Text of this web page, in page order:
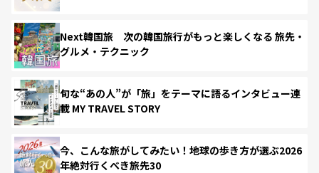
Next韓国旅 次の韓国旅行がもっと楽しくなる 旅先・
グルメ・テクニック
旬な“あの人”が「旅」をテーマに語るインタビュー連
載 MY TRAVEL STORY
今、こんな旅がしてみたい！地球の歩き方が選ぶ2026
年絶対行くべき旅先30